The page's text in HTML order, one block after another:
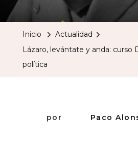
Inicio
Actualidad
Lázaro, levántate y anda: curso
política
por Paco